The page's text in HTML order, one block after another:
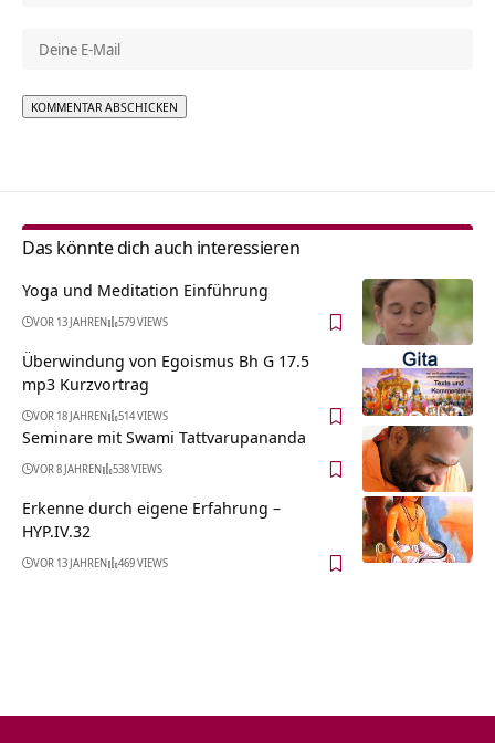
Das könnte dich auch interessieren
Yoga und Meditation Einführung
VOR 13 JAHREN 579 VIEWS
Überwindung von Egoismus Bh G 17.5
mp3 Kurzvortrag
VOR 18 JAHREN 514 VIEWS
Seminare mit Swami Tattvarupananda
VOR 8 JAHREN 538 VIEWS
Erkenne durch eigene Erfahrung –
HYP.IV.32
VOR 13 JAHREN 469 VIEWS